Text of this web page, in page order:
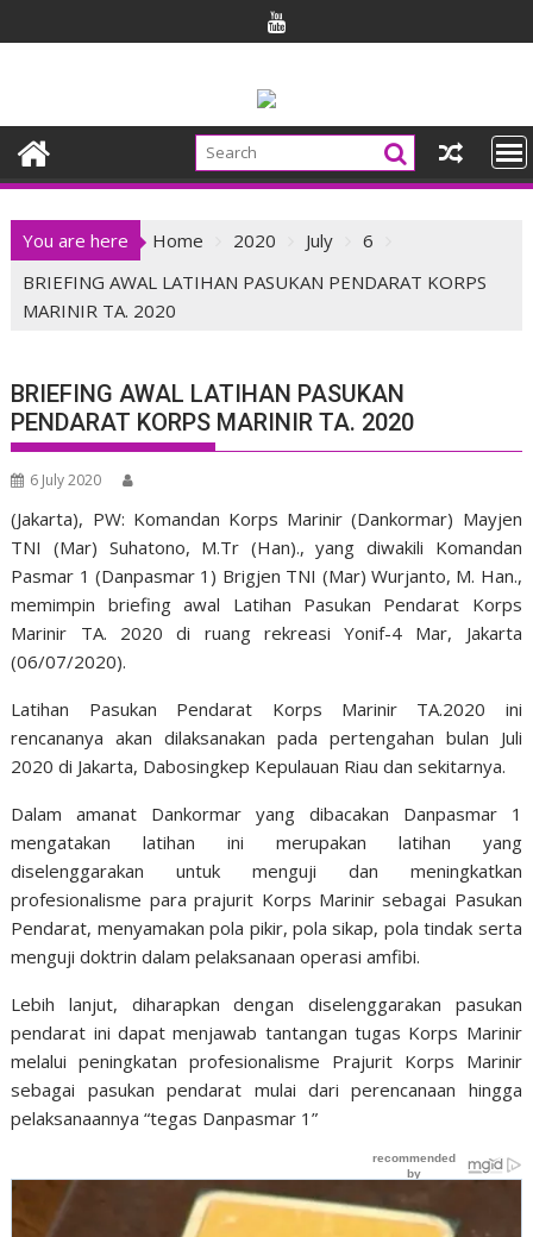
to
You are here Home 2020 July
6
BRIEFING AWAL LATIHAN PASUKAN PENDARAT KORPS
MARINIR TA. 2020
BRIEFING AWAL LATIHAN PASUKAN
PENDARAT KORPS MARINIR TA. 2020
6 July 2020
(Jakarta), PW: Komandan Korps Marinir (Dankormar) Mayjen
TNI (Mar) Suhatono, M.Tr (Han)., yang diwakili Komandan
Pasmar 1 (Danpasmar 1) Brigjen TNI (Mar) Wurjanto, M. Han.,
memimpin briefing awal Latihan Pasukan Pendarat Korps
Marinir TA. 2020 di ruang rekreasi Yonif-4 Mar, Jakarta
(06/07/2020).
Latihan Pasukan Pendarat Korps Marinir TA.2020 ini
rencananya akan dilaksanakan pada pertengahan bulan Juli
2020 di Jakarta, Dabosingkep Kepulauan Riau dan sekitarnya.
Dalam amanat Dankormar yang dibacakan Danpasmar 1
mengatakan latihan ini merupakan latihan yang
diselenggarakan untuk menguji dan meningkatkan
profesionalisme para prajurit Korps Marinir sebagai Pasukan
Pendarat, menyamakan pola pikir, pola sikap, pola tindak serta
menguji doktrin dalam pelaksanaan operasi amfibi.
Lebih lanjut, diharapkan dengan diselenggarakan pasukan
pendarat ini dapat menjawab tantangan tugas Korps Marinir
melalui peningkatan profesionalisme Prajurit Korps Marinir
sebagai pasukan pendarat mulai dari perencanaan hingga
pelaksanaannya “tegas Danpasmar 1”